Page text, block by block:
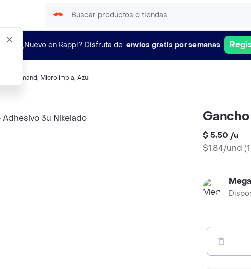
¿Nuevo en Rappi? Disfruta de envíos gratis por semanas
Command, Microlimpia, Azul
$ 5,50 /u
$1.84/und (